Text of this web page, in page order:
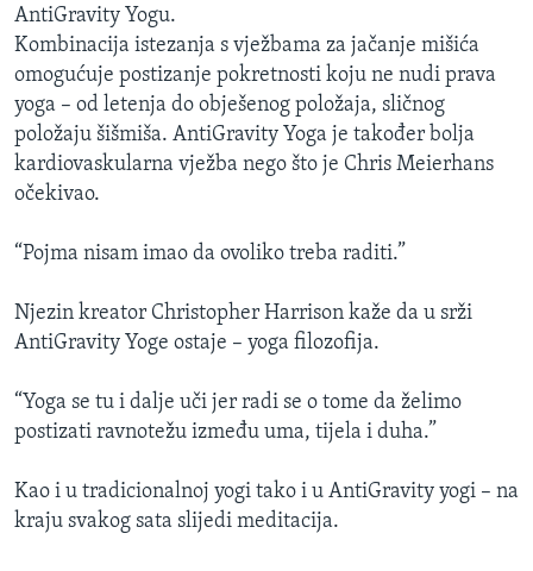
AntiGravity Yogu.
Kombinacija istezanja s vježbama za jačanje mišića
omogućuje postizanje pokretnosti koju ne nudi prava
yoga – od letenja do obješenog položaja, sličnog
položaju šišmiša. AntiGravity Yoga je također bolja
kardiovaskularna vježba nego što je Chris Meierhans
očekivao.
“Pojma nisam imao da ovoliko treba raditi.”
Njezin kreator Christopher Harrison kaže da u srži
AntiGravity Yoge ostaje – yoga filozofija.
“Yoga se tu i dalje uči jer radi se o tome da želimo
postizati ravnotežu između uma, tijela i duha.”
Kao i u tradicionalnoj yogi tako i u AntiGravity yogi – na
kraju svakog sata slijedi meditacija.